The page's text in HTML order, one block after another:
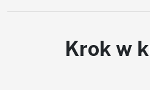
Krok w